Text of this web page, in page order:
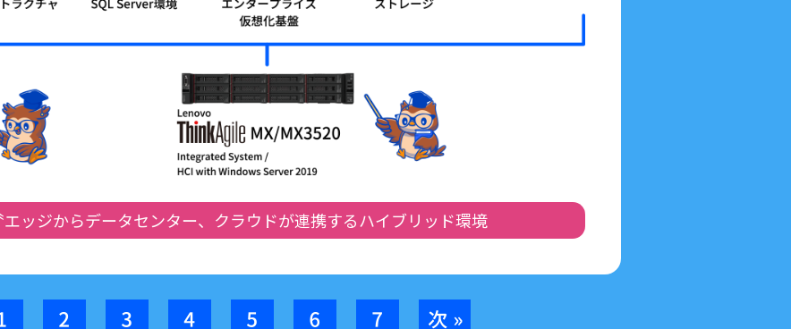
ッジからデータセンター、クラウドが連携するハイブリッド環境